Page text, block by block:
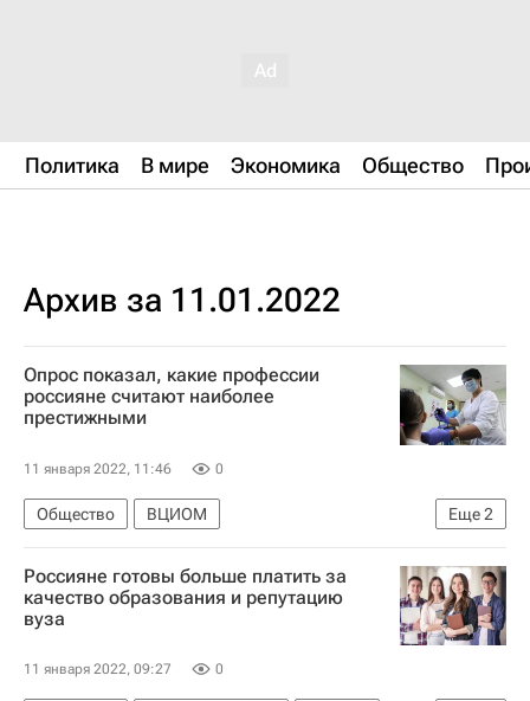
Политика В мире Экономика Общество
Архив за 11.01.2022
Опрос показал, какие профессии
россияне считают наиболее
престижными
11 января 2022, 11:46 0
Еще2
Общество
ВЦИОМ
Навигатор абитуриента
Кем стать
Россияне готовы больше платить за
качество образования и репутацию
вуза
11 января 2022, 09:27 0